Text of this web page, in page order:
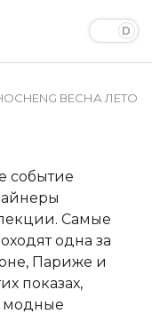
ВЕСНА ЛЕТО
событие
Самые
одна за
Париже и
показах,
модные